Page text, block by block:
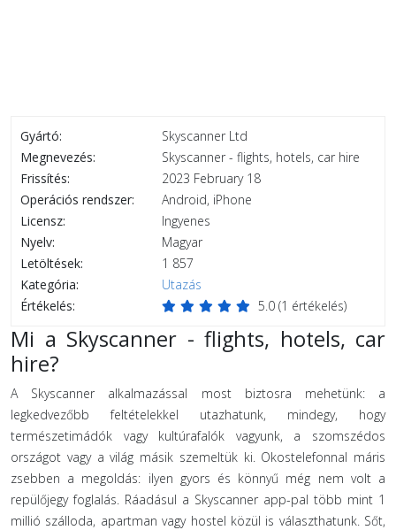
Gyártó:
Skyscanner Ltd
Megnevezés:
Skyscanner - flights, hotels, car hire
Frissítés:
2023 February 18
Operációs rendszer:
Android, iPhone
Licensz:
Ingyenes
Nyelv:
Magyar
Letöltések:
1 857
Kategória:
Utazás
Értékelés:
5.0 (1 értékelés)
Mi a Skyscanner - flights, hotels, car
hire?
A Skyscanner alkalmazással most biztosra mehetünk: a
legkedvezőbb feltételekkel utazhatunk, mindegy, hogy
természetimádók vagy kultúrafalók vagyunk, a szomszédos
országot vagy a világ másik szemeltük ki. Okostelefonnal máris
zsebben a megoldás: ilyen gyors és könnyű még nem volt a
repülőjegy foglalás. Ráadásul a Skyscanner app-pal több mint 1
millió szálloda, apartman vagy hostel közül is választhatunk. Sőt,